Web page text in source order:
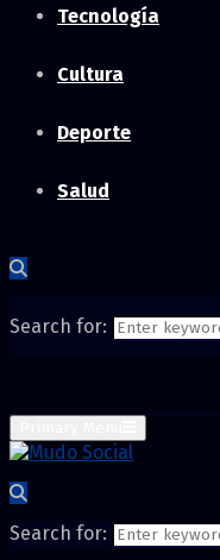
Tecnología
Cultura
Deporte
Salud
Search for:
Search for: